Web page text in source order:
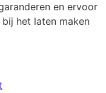
en ervoor
het laten maken